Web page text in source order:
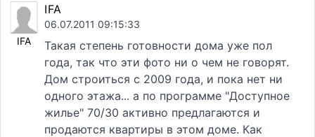
IFA
IFA
06.07.2011 09:15:33
Такая степень готовности дома уже пол
года, так что эти фото ни о чем не говорят.
Дом строиться с 2009 года, и пока нет ни
одного этажа... а по программе "Доступное
жилье" 70/30 активно предлагаются и
продаются квартиры в этом доме. Как